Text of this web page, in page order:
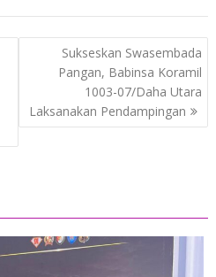
Sukseskan Swasembada
Pangan, Babinsa Koramil
1003-07/Daha Utara
Laksanakan Pendampingan